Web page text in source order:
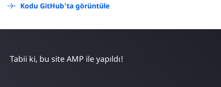
Kodu GitHub'ta görüntüle
Tabii ki, bu site AMP ile yapıldı!